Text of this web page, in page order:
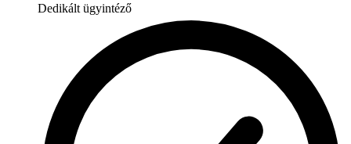
Dedikált ügyintéző